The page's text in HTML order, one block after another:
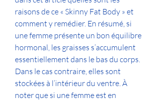
raisons de ce « Skinny Fat Body » et
comment y remédier. En résumé, si
une femme présente un bon équilibre
hormonal, les graisses s’accumulent
essentiellement dans le bas du corps.
Dans le cas contraire, elles sont
stockées à l’intérieur du ventre. À
noter que si une femme est en